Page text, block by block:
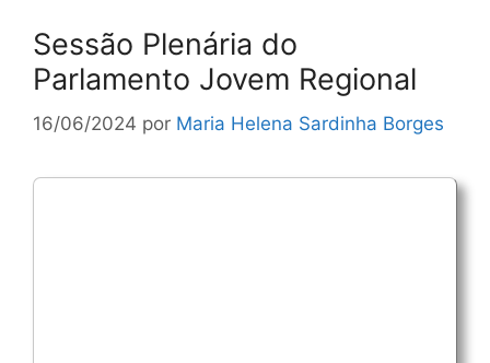
Sessão Plenária do
Parlamento Jovem Regional
16/06/2024 por Maria Helena Sardinha Borges